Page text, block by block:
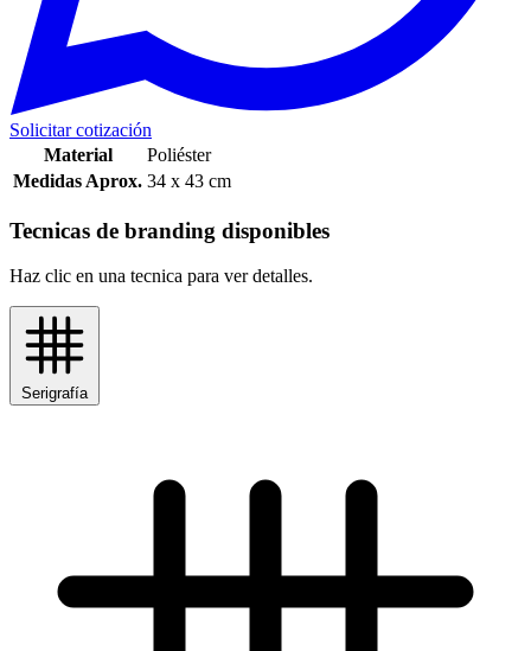
Solicitar cotización
Material
Poliéster
Medidas Aprox. 34 x 43 cm
Tecnicas de branding disponibles
Haz clic en una tecnica para ver detalles.
Serigrafía